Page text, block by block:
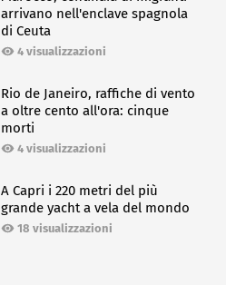
arrivano nell'enclave spagnola
di Ceuta
4 visualizzazioni
Rio de Janeiro, raffiche di vento
a oltre cento all'ora: cinque
morti
4 visualizzazioni
A Capri i 220 metri del più
grande yacht a vela del mondo
18 visualizzazioni